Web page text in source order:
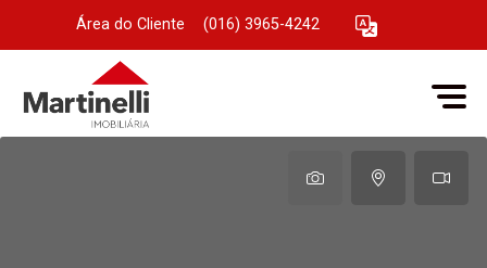
Área do Cliente (016) 3965-4242